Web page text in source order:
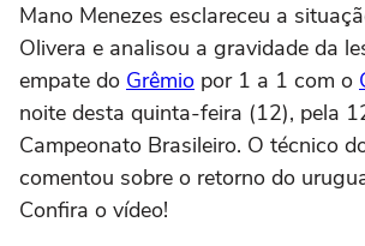
Mano Menezes esclareceu a
Olivera e analisou a gravidade da
empate do Grêmio por 1 a 1 com o
noite desta quinta-feira (12), pela
Campeonato Brasileiro. O técnico
comentou sobre o retorno do
Confira o vídeo!